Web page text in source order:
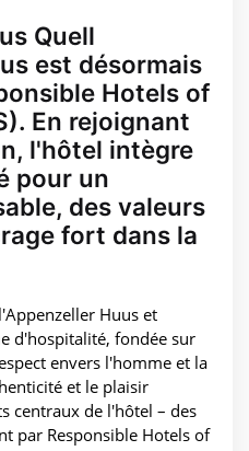
Quell
est désormais
Hotels of
En rejoignant
l'hôtel intègre
pour un
des valeurs
fort dans la
Huus et
d'hospitalité, fondée sur
envers l'homme et la
et le plaisir
centraux de l'hôtel – des
par Responsible Hotels of